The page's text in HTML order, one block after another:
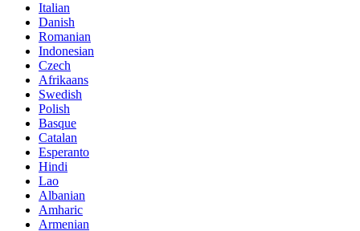
Italian
Danish
Romanian
Indonesian
Czech
Afrikaans
Swedish
Polish
Basque
Catalan
Esperanto
Hindi
Lao
Albanian
Amharic
Armenian